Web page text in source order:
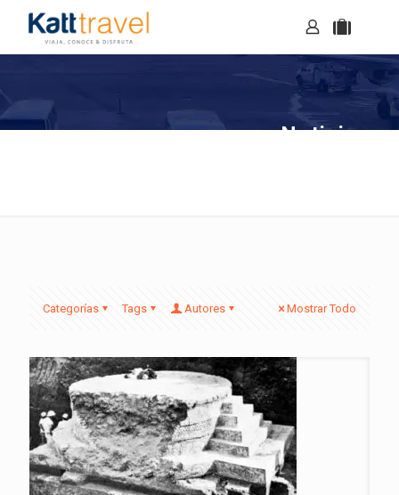
Noticias
Categorías Tags Autores Mostrar Todo